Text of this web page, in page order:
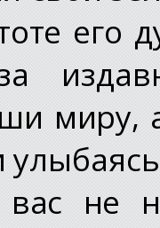
его
не